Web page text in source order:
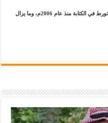
كاتب وصحافي سوري تورط في الكتابة منذ عام 2006م، وما يزال